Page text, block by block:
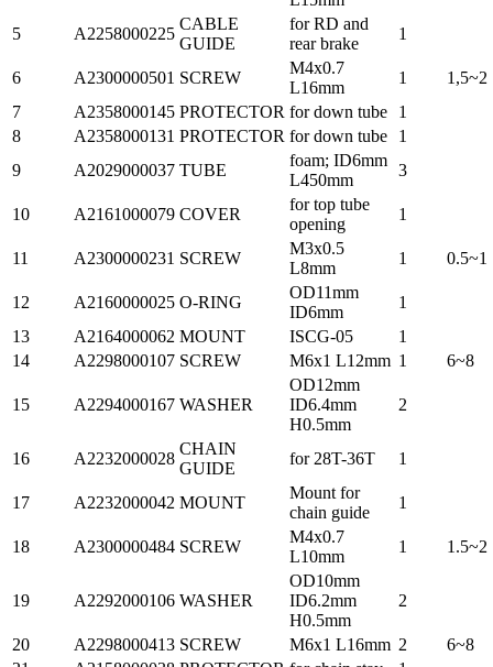
5
A2258000225
CABLE
GUIDE
for RD and
rear brake
1
6 A2300000501 SCREW
M4x0.7
L16mm
1
1,5~2
7
A2358000145 PROTECTOR for down tube
1
8
A2358000131 PROTECTOR for down tube
1
9
A2029000037 TUBE
foam; ID6mm
L450mm
3
10 A2161000079 COVER
for top tube
opening
1
11 A2300000231 SCREW
M3x0.5
L8mm
1 0.5~1
12 A2160000025 O-RING
OD11mm
ID6mm
1
13
A2164000062 MOUNT ISCG-05
1
14
A2298000107 SCREW M6x1 L12mm 1 6~8
15 A2294000167 WASHER
OD12mm
ID6.4mm
H0.5mm
2
16 A2232000028
CHAIN
GUIDE
for 28T-36T 1
17 A2232000042 MOUNT
Mount for
chain guide
1
18 A2300000484 SCREW
M4x0.7
L10mm
1 1.5~2
19 A2292000106 WASHER
OD10mm
ID6.2mm
H0.5mm
2
20 A2298000413 SCREW M6x1 L16mm 2
6~8